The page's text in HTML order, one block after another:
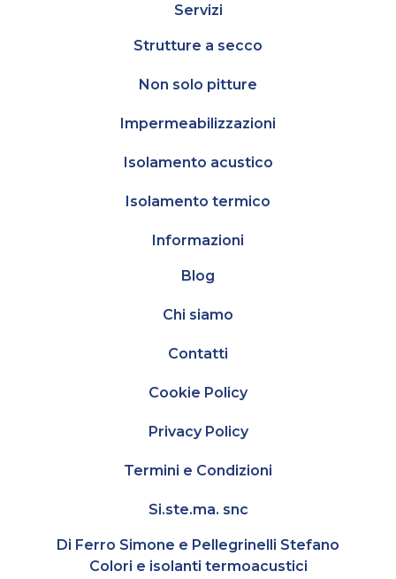
Servizi
Strutture a secco
Non solo pitture
Impermeabilizzazioni
Isolamento acustico
Isolamento termico
Informazioni
Blog
Chi siamo
Contatti
Cookie Policy
Privacy Policy
Termini e Condizioni
Si.ste.ma. snc
Di Ferro Simone e Pellegrinelli Stefano
Colori e isolanti termoacustici